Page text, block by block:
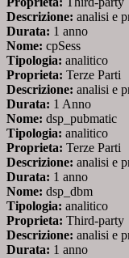
Descrizione: analisi e
Durata: 1 anno
Nome: cpSess
Tipologia: analitico
Proprieta: Terze Parti
Descrizione: analisi e
Durata: 1 Anno
Nome: dsp_pubmatic
Tipologia: analitico
Proprieta: Terze Parti
Descrizione: analisi e
Durata: 1 anno
Nome: dsp_dbm
Tipologia: analitico
Proprieta: Third-party
Descrizione: analisi e
Durata: 1 anno